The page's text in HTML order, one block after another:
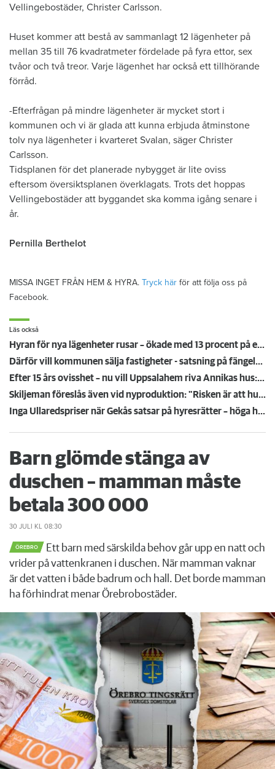
Vellingebostäder, Christer Carlsson.
Huset kommer att bestå av sammanlagt 12 lägenheter på
mellan 35 till 76 kvadratmeter fördelade på fyra ettor, sex
tvåor och två treor. Varje lägenhet har också ett tillhörande
förråd.
-Efterfrågan på mindre lägenheter är mycket stort i
kommunen och vi är glada att kunna erbjuda åtminstone
tolv nya lägenheter i kvarteret Svalan, säger Christer
Carlsson.
Tidsplanen för det planerade nybygget är lite oviss
eftersom översiktsplanen överklagats. Trots det hoppas
Vellingebostäder att byggandet ska komma igång senare i
år.
Pernilla Berthelot
MISSA INGET FRÅN HEM & HYRA. Tryck här för att följa oss på
Facebook.
Läs också
Hyran för nya lägenheter rusar – ökade med 13 procent på ett år
Därför vill kommunen sälja fastigheter - satsning på fängelse kan ge inflyttning
Efter 15 års ovisshet – nu vill Uppsalahem riva Annikas hus: "Är det skrämskott igen?”
Skiljeman föreslås även vid nyproduktion: "Risken är att husen inte byggs"
Inga Ullaredspriser när Gekås satsar på hyresrätter – höga hyror ger svalt intresse
Barn glömde stänga av
duschen – mamman måste
betala 300 000
30 JULI KL 08:30
ÖREBRO
Ett barn med särskilda behov går upp en natt och
vrider på vattenkranen i duschen. När mamman vaknar
är det vatten i både badrum och hall. Det borde mamman
ha förhindrat menar Örebrobostäder.